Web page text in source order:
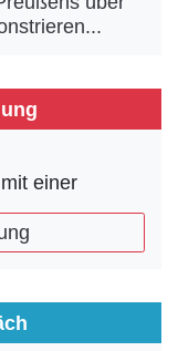
einer